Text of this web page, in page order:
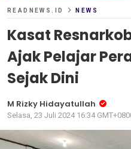
READNEWS.ID NEWS
Kasat
Ajak Pelajar
Sejak Dini
M Rizky Hidayatullah
Selasa, 23 Juli 2024 16:34